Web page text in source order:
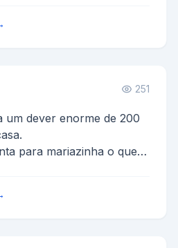
251
um dever enorme de 200
para mariazinha o que